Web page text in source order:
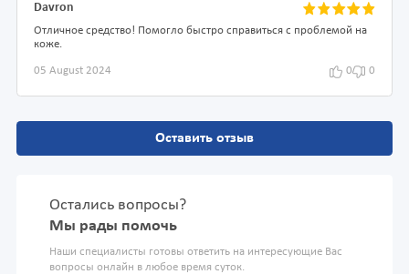
Davron
Отличное средство! Помогло быстро справиться с проблемой на
коже.
05 August 2024 0 0
Оставить отзыв
Остались вопросы?
Мы рады помочь
Наши специалисты готовы ответить на интересующие Вас
вопросы онлайн в любое время суток.